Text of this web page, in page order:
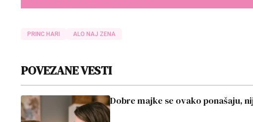
PRINC HARI ALO NAJ ZENA
POVEZANE VESTI
Dobre majke se ovako ponašaju,